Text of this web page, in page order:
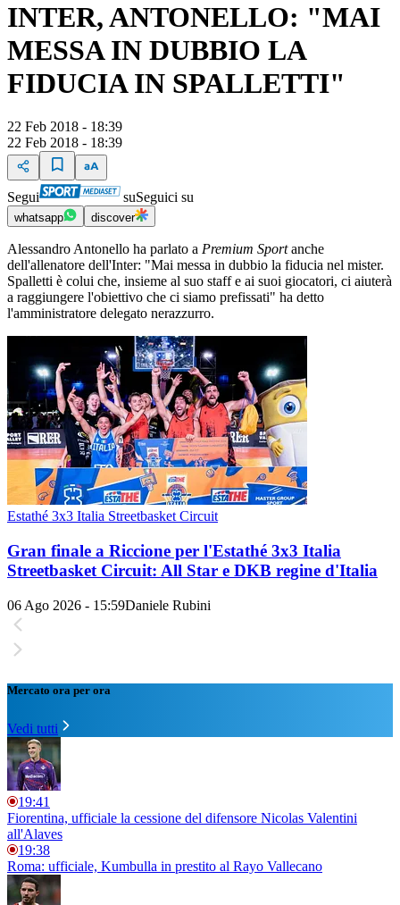
INTER, ANTONELLO: "MAI
MESSA IN DUBBIO LA
FIDUCIA IN SPALLETTI"
22 Feb 2018 - 18:39
22 Feb 2018 - 18:39
Segui suSeguici su
whatsapp discover
Alessandro Antonello ha parlato a Premium Sportanche
dell'allenatore dell'Inter: "Mai messa in dubbio la fiducia nel mister.
Spalletti è colui che, insieme al suo staff e ai suoi giocatori, ci aiuterà
a raggiungere l'obiettivo che ci siamo prefissati" ha detto
l'amministratore delegato nerazzurro.
Estathé 3x3 Italia Streetbasket Circuit
Gran finale a Riccione per l'Estathé 3x3 Italia
Streetbasket Circuit: All Star e DKB regine d'Italia
06 Ago 2026 - 15:59Daniele Rubini
Mercato ora per ora
Vedi tutti
19:41
Fiorentina, ufficiale la cessione del difensore Nicolas Valentini
all'Alaves
19:38
Roma: ufficiale, Kumbulla in prestito al Rayo Vallecano